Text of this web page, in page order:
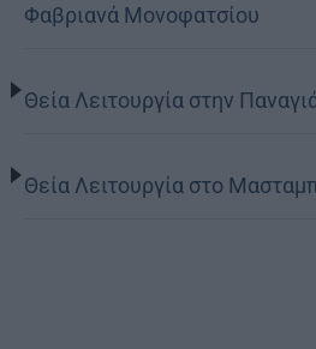
Φαβριανά Μονοφατσίου
Θεία Λειτουργία στην
Θεία Λειτουργία στο